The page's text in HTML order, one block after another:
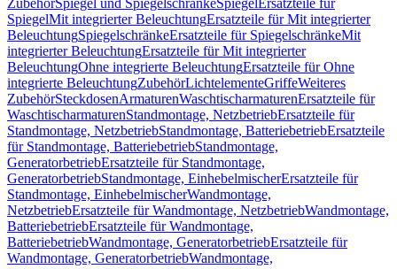
ZubehörSpiegel und SpiegelschränkeSpiegel Ersatzteile für
SpiegelMit integrierter BeleuchtungErsatzteile für Mit integrierter
BeleuchtungSpiegelschränkeErsatzteile für SpiegelschränkeMit
integrierter BeleuchtungErsatzteile für Mit integrierter
BeleuchtungOhne integrierte BeleuchtungErsatzteile für Ohne
integrierte BeleuchtungZubehörLichtelementeGriffeWeiteres
ZubehörSteckdosenArmaturenWaschtischarmaturenErsatzteile für
WaschtischarmaturenStandmontage, NetzbetriebErsatzteile für
Standmontage, NetzbetriebStandmontage, BatteriebetriebErsatzteile
für Standmontage, BatteriebetriebStandmontage,
GeneratorbetriebErsatzteile für Standmontage,
GeneratorbetriebStandmontage, EinhebelmischerErsatzteile für
Standmontage, EinhebelmischerWandmontage,
NetzbetriebErsatzteile für Wandmontage, NetzbetriebWandmontage,
BatteriebetriebErsatzteile für Wandmontage,
BatteriebetriebWandmontage, GeneratorbetriebErsatzteile für
Wandmontage, GeneratorbetriebWandmontage,